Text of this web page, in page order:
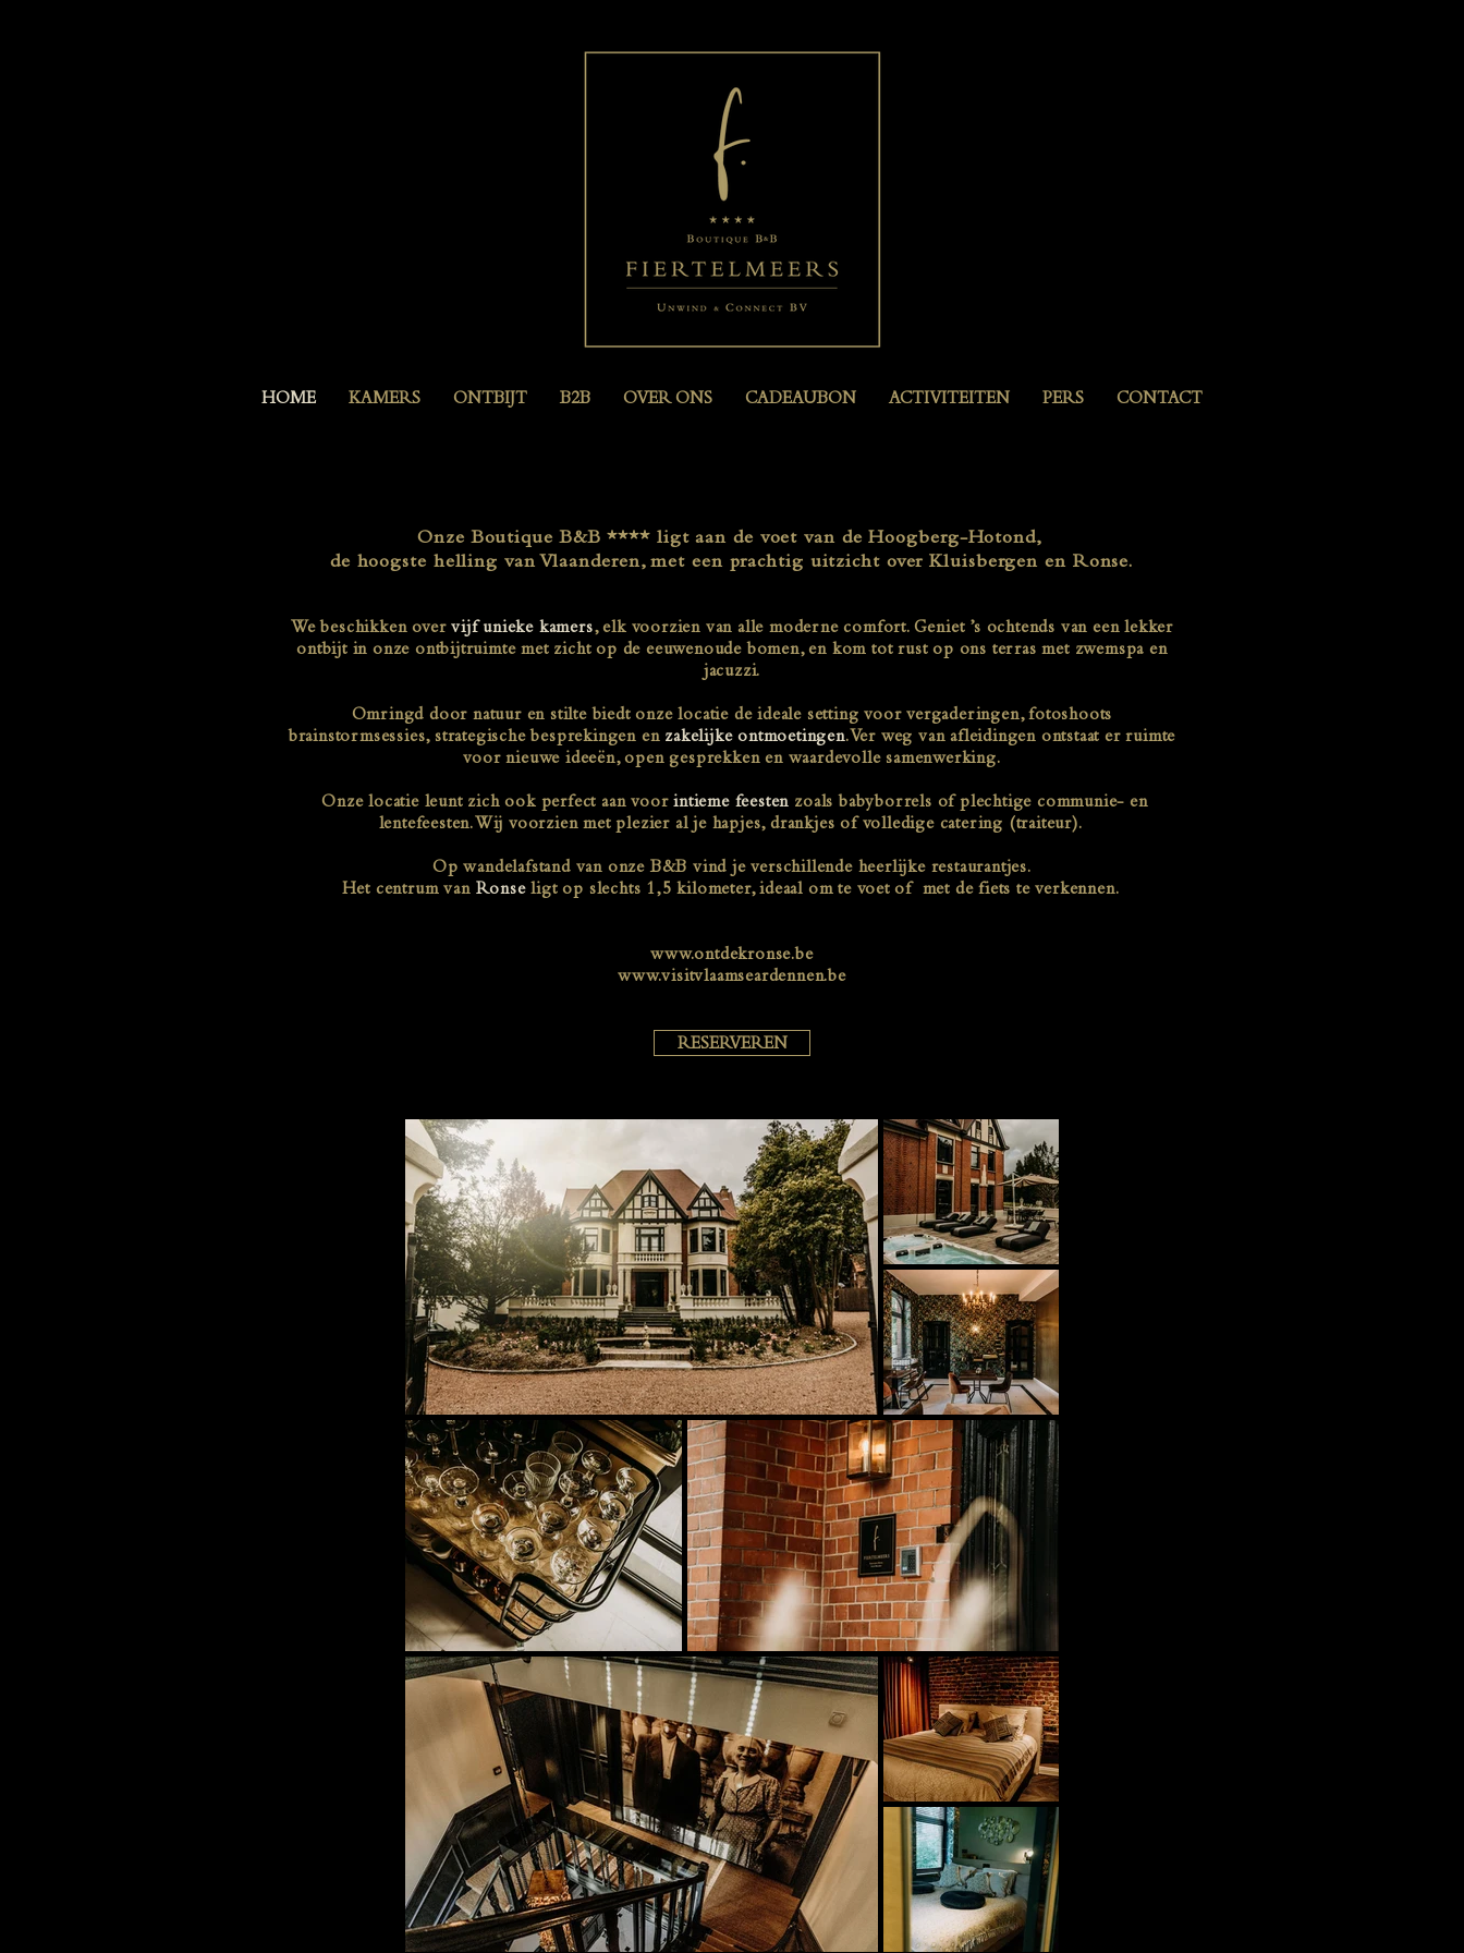
HOME KAMERS ONTBIJT B2B OVER ONS CADEAUBON ACTIVITEITEN PERS CONTACT
Onze Boutique B&B **** ligt aan de voet van de Hoogberg-Hotond,
de hoogste helling van Vlaanderen, met een prachtig uitzicht over Kluisbergen en Ronse.
We beschikken overvijf unieke kamers, elk voorzien van alle moderne comfort. Geniet ’s ochtends van een lekker
ontbijt in onze ontbijtruimte met zicht op de eeuwenoude bomen, en kom tot rust op ons terras met zwemspa en
jacuzzi.
Omringd door natuur en stilte biedt onze locatie de ideale setting voor vergaderingen, fotoshoots
brainstormsessies, strategische besprekingen en zakelijke ontmoetingen. Ver weg van afleidingen ontstaat er ruimte
voor nieuwe ideeën, open gesprekken en waardevolle samenwerking.
Onze locatie leunt zich ook perfect aan voorintieme feesten zoals babyborrels of plechtige communie- en
lentefeesten. Wij voorzien met plezier al je hapjes, drankjes of volledige catering (traiteur).
Op wandelafstand van onze B&B vind je verschillende heerlijke restaurantjes.
Het centrum van Ronseligt op slechts 1,5 kilometer, ideaal om te voet of met de fiets te verkennen.
www.ontdekronse.be
www.visitvlaamseardennen.be
RESERVEREN